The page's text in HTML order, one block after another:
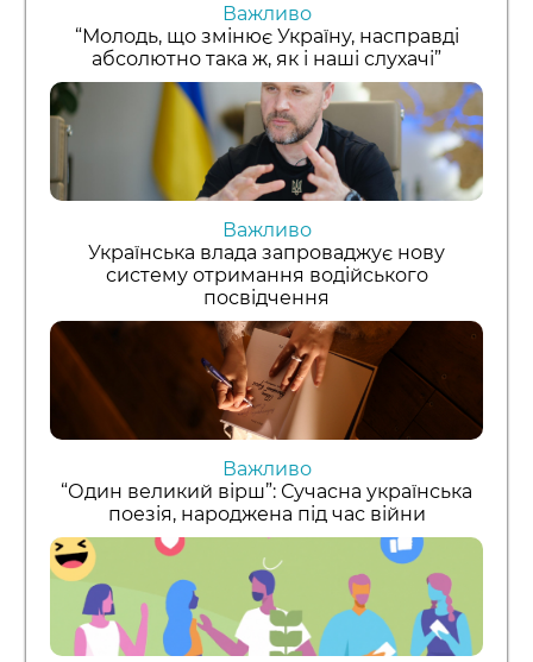
Важливо
“Молодь, що змінює Україну, насправді
абсолютно така ж, як і наші слухачі”
Важливо
Українська влада запроваджує нову
систему отримання водійського
посвідчення
Важливо
“Один великий вірш”: Сучасна українська
поезія, народжена під час війни